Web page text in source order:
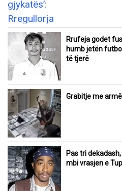
Rrufeja godet
humb jetën
të tjerë
Grabitje me
Pas tri
mbi vrasjen e